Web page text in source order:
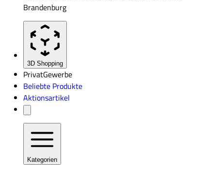
Brandenburg
3D Shopping
PrivatGewerbe
Beliebte Produkte
Aktionsartikel
Kategorien